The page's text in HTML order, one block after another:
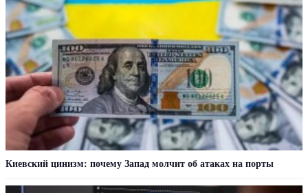
Киевский цинизм: почему Запад молчит об атаках на порты